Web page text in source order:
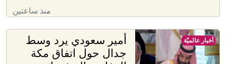
منذ ساعتين
أمير سعودي يرد وسط
جدال حول اتفاق مكة
أخبار عالميّة